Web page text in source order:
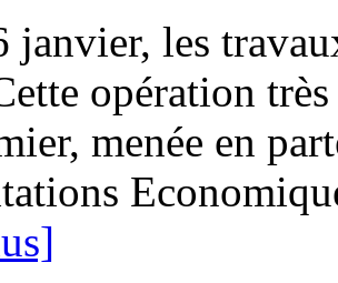
janvier, les
opération
menée en